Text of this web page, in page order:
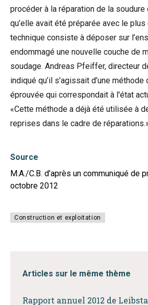
procéder à la réparation de la
qu’elle avait été préparée avec le
technique consiste à déposer sur
endommagé une nouvelle couche de
soudage. Andreas Pfeiffer, directeur
indiqué qu’il s’agissait d’une
éprouvée qui correspondait à l'état
«Cette méthode a déjà été utilisée à
reprises dans le cadre de
Source
M.A./C.B. d’après un communiqué de
octobre 2012
Construction et exploitation
Articles sur le même thème
Rapport annuel 2012 de